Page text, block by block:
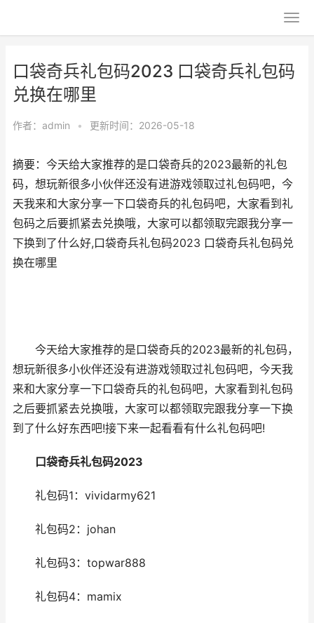
口袋奇兵礼包码2023 口袋奇兵礼包码
兑换在哪里
作者： admin • 更新时间：2026-05-18
摘要：今天给大家推荐的是口袋奇兵的2023最新的礼包
码，想玩新很多小伙伴还没有进游戏领取过礼包码吧，今
天我来和大家分享一下口袋奇兵的礼包码吧，大家看到礼
包码之后要抓紧去兑换哦，大家可以都领取完跟我分享一
下换到了什么好,口袋奇兵礼包码2023 口袋奇兵礼包码兑
换在哪里
今天给大家推荐的是口袋奇兵的2023最新的礼包码，
想玩新很多小伙伴还没有进游戏领取过礼包码吧，今天我
来和大家分享一下口袋奇兵的礼包码吧，大家看到礼包码
之后要抓紧去兑换哦，大家可以都领取完跟我分享一下换
到了什么好东西吧!接下来一起看看有什么礼包码吧!
口袋奇兵礼包码2023
礼包码1：vividarmy621
礼包码2：johan
礼包码3：topwar888
礼包码4：mamix